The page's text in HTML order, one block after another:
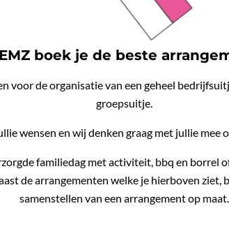
boek je de beste
voor de organisatie van een geheel
groepsuitje.
wensen en wij denken graag met jullie mee
familiedag met activiteit, bbq en borrel
de arrangementen welke je hierboven
samenstellen van een arrangement op maat.